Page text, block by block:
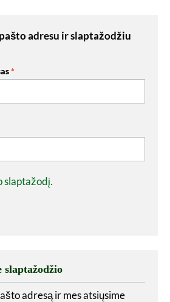
adresu ir slaptažodžiu
*
slaptažodį.
slaptažodžio
adresą ir mes atsiųsime